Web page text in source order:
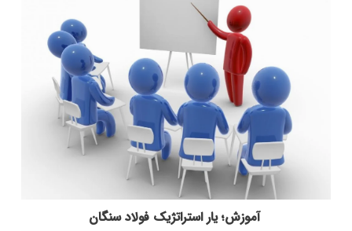
آموزش؛ یار استراتژیک فولاد سنگان